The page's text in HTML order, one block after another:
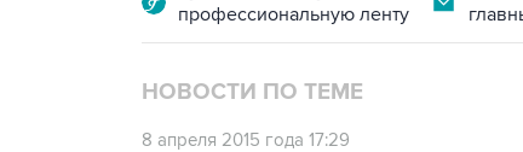
профессиональную ленту
НОВОСТИ ПО ТЕМЕ
8 апреля 2015 года 17:29